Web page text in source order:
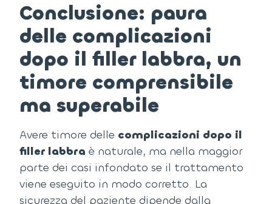
Conclusione: paura
delle complicazioni
dopo il filler labbra, un
timore comprensibile
ma superabile
Avere timore delle complicazioni dopo il
filler labbra è naturale, ma nella maggior
parte dei casi infondato se il trattamento
viene eseguito in modo corretto. La
sicurezza del paziente dipende dalla